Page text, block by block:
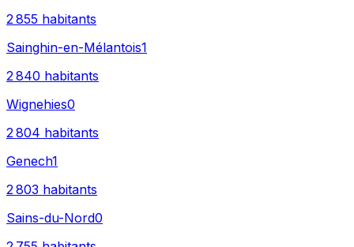
2 855 habitants
Sainghin-en-Mélantois1
2 840 habitants
Wignehies0
2 804 habitants
Genech1
2 803 habitants
Sains-du-Nord0